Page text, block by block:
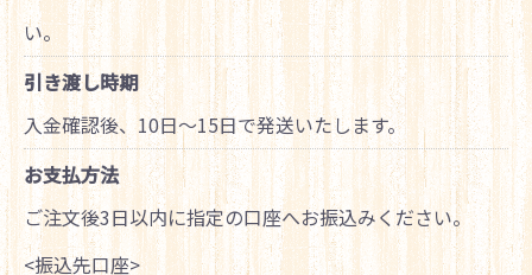
い。
引き渡し時期
入金確認後、10日～15日で発送いたします。
お支払方法
ご注文後3日以内に指定の口座へお振込みください。
<振込先口座>